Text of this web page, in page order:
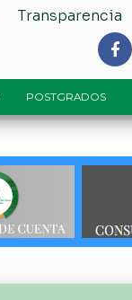
Transparencia
POSTGRADOS